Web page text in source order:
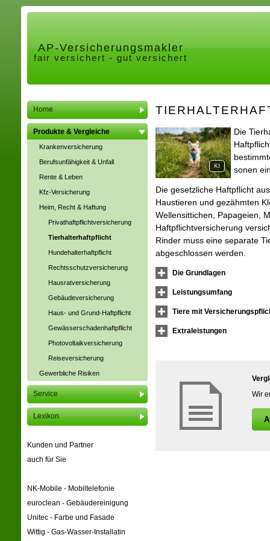
AP-Ver­sicherungs­makler
fair versichert - gut versichert
Home
Produkte & Vergleiche
Kranken­ver­si­che­rung
Berufsunfähigkeit & Unfall
Rente & Leben
Kfz-Versicherung
Heim, Recht & Haftung
Privathaftpflichtversicherung
Tierhalterhaftpflicht
Hunde­halter­haft­pflicht
Rechts­schutz­ver­si­che­rung
Haus­rat­ver­si­che­rung
Gebäudeversicherung
Haus- und Grund-Haft­pflicht
Gewässerschadenhaftpflicht
Photo­voltaik­ver­si­che­rung
Reiseversicherung
Gewerbliche Risiken
Service
Lexikon
Kunden und Partner
auch für Sie
NK-Mobile - Mobiltelefonie
euroclean - Gebäudereinigung
Unitec - Farbe und Fasade
Wittig - Gas-Wasser-Installatin
KI
Die
sonen
Die gesetzliche Haft­pflicht
Haustieren und gezähmten
Wellensittichen, Papageien,
Haft­pflichtversicherung
Rinder muss eine separate
abgeschlossen werden.
Die Grundlagen
Leistungsumfang
Tiere mit
Extraleistungen
Wir